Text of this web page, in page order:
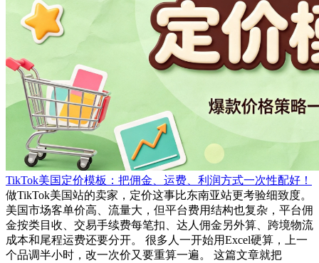
TikTok美国定价模板：把佣金、运费、利润方式一次性配好！
做TikTok美国站的卖家，定价这事比东南亚站更考验细致度。
美国市场客单价高、流量大，但平台费用结构也复杂，平台佣
金按类目收、交易手续费每笔扣、达人佣金另外算、跨境物流
成本和尾程运费还要分开。 很多人一开始用Excel硬算，上一
个品调半小时，改一次价又要重算一遍。 这篇文章就把